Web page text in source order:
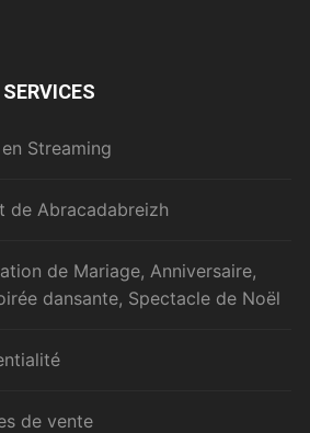
Streaming
de Abracadabreizh
de Mariage, Anniversaire,
dansante, Spectacle de Noël
de vente